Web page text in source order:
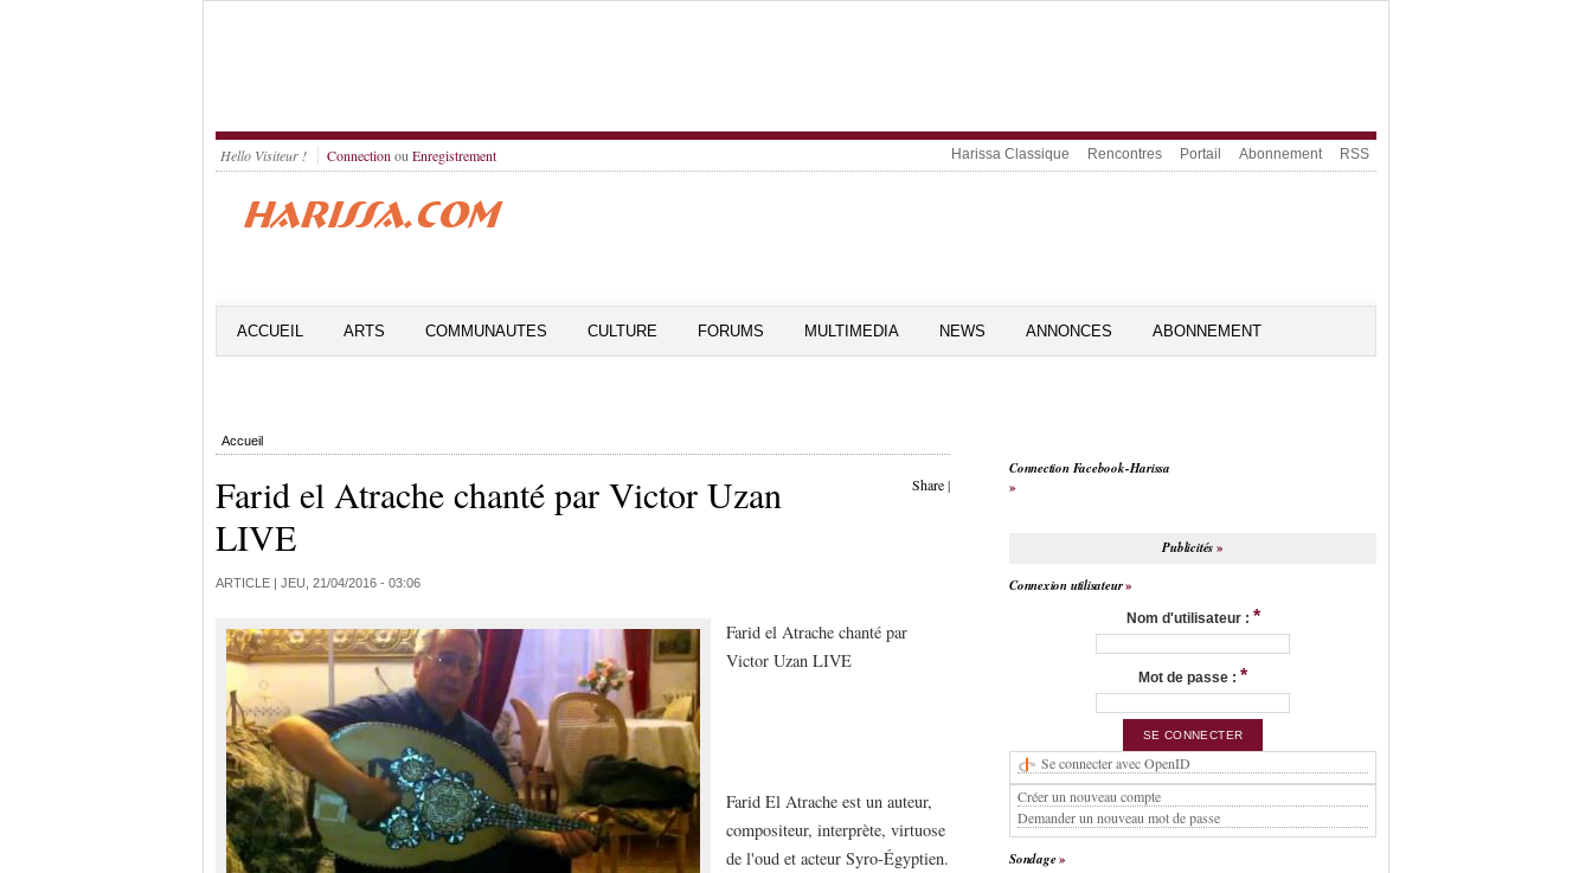
Hello Visiteur ! Connection ou Enregistrement Harissa Classique Rencontres Portail Abonnement RSS
ACCUEIL ARTS COMMUNAUTES CULTURE FORUMS MULTIMEDIA NEWS ANNONCES ABONNEMENT
Accueil
Share|
Farid el Atrache chanté par Victor Uzan
LIVE
ARTICLE | JEU, 21/04/2016 - 03:06
Farid el Atrache chanté par
Victor Uzan LIVE
Farid El Atrache est un auteur,
compositeur, interprète, virtuose
de l'oud et acteur Syro-Égyptien.
Connection Facebook-Harissa
Publicités
Connexion utilisateur
Nom d'utilisateur : *
Mot de passe : *
Se connecter avec OpenID
Créer un nouveau compte
Demander un nouveau mot de passe
Sondage